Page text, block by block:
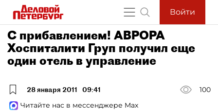
Войти
С прибавлением! АВРОРА
Хоспиталити Груп получил еще
один отель в управление
28 января 2011 09:41
100
Читайте нас в мессенджере Max